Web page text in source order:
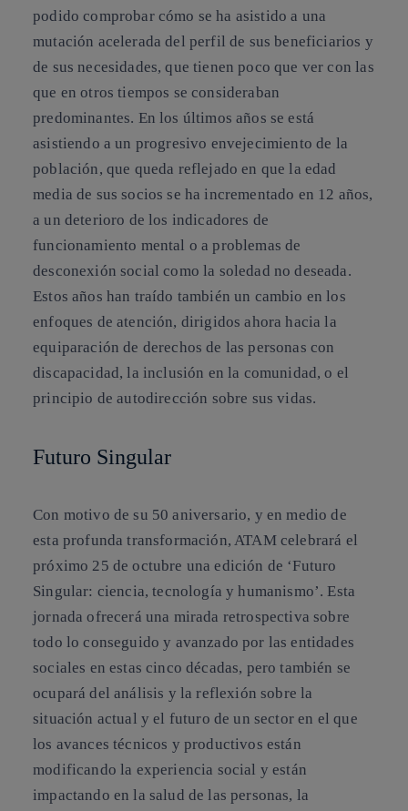
podido comprobar cómo se ha asistido a una
mutación acelerada del perfil de sus beneficiarios y
de sus necesidades, que tienen poco que ver con las
que en otros tiempos se consideraban
predominantes. En los últimos años se está
asistiendo a un progresivo envejecimiento de la
población, que queda reflejado en que la edad
media de sus socios se ha incrementado en 12 años,
a un deterioro de los indicadores de
funcionamiento mental o a problemas de
desconexión social como la soledad no deseada.
Estos años han traído también un cambio en los
enfoques de atención, dirigidos ahora hacia la
equiparación de derechos de las personas con
discapacidad, la inclusión en la comunidad, o el
principio de autodirección sobre sus vidas.
Futuro Singular
Con motivo de su 50 aniversario, y en medio de
esta profunda transformación, ATAM celebrará el
próximo 25 de octubre una edición de ‘Futuro
Singular: ciencia, tecnología y humanismo’. Esta
jornada ofrecerá una mirada retrospectiva sobre
todo lo conseguido y avanzado por las entidades
sociales en estas cinco décadas, pero también se
ocupará del análisis y la reflexión sobre la
situación actual y el futuro de un sector en el que
los avances técnicos y productivos están
modificando la experiencia social y están
impactando en la salud de las personas, la